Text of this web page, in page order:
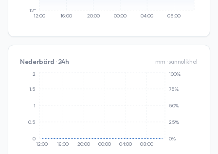
12:00 16:00 20:00 00:00 04:00 08:00
12°
Nederbörd · 24h mm · sannolikhet
12:00 16:00 20:00 00:00 04:00 08:00
0
0.5
1
1.5
2
0%
25%
50%
75%
100%